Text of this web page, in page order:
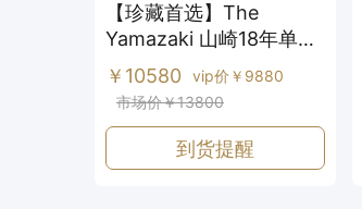
【珍藏首选】The
Yamazaki 山崎18年单一
麦芽威士忌
￥10580 vip价￥9880
市场价￥13800
到货提醒